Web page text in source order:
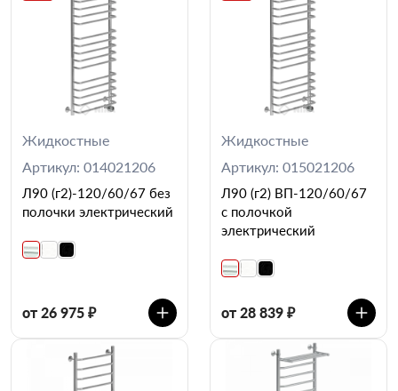
Жидкостные
Артикул: 014021206
Л90 (г2)-120/60/67 без
полочки электрический
от 26 975 ₽
Жидкостные
Артикул: 015021206
Л90 (г2) ВП-120/60/67
с полочкой
электрический
от 28 839 ₽